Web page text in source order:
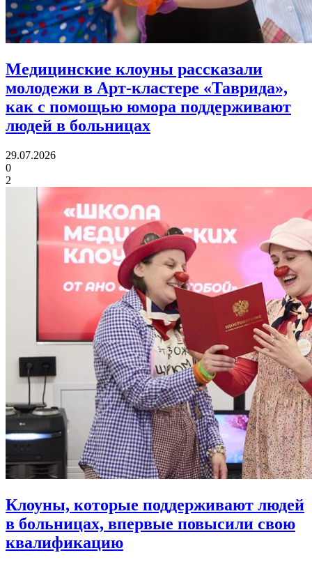
Медицинские клоуны рассказали
молодежи в Арт-кластере «Таврида»,
как с помощью юмора поддерживают
людей в больницах
29.07.2026
0
2
Клоуны, которые поддерживают людей
в больницах, впервые повысили свою
квалификацию